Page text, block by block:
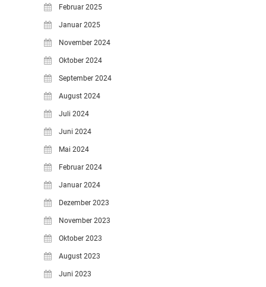
SCHULPFLEGSCHAFT
FÖRDERVEREIN
KOOPERATIONEN
DATENSCHUTZERKLÄRUNG
IMPRESSUM
Februar 2025
Januar 2025
November 2024
Oktober 2024
September 2024
August 2024
Juli 2024
Juni 2024
Mai 2024
Februar 2024
Januar 2024
Dezember 2023
November 2023
Oktober 2023
August 2023
Juni 2023